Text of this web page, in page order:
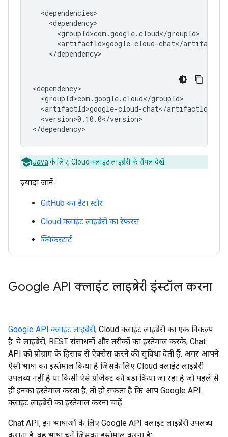
<version>0.10.0</version>
Java के लिए, Cloud क्लाइंट लाइब्रेरी के सैंपल देखें.
ज़्यादा जानें:
GitHub का डेटा स्टोर
Cloud क्लाइंट लाइब्रेरी का रेफ़रंस
क्विकस्टार्ट
Google API क्लाइंट लाइब्रेरी इंस्टॉल करना
Google API क्लाइंट लाइब्रेरी, Cloud क्लाइंट लाइब्रेरी का एक विकल्प
है. ये लाइब्रेरी, REST संसाधनों और तरीकों का इस्तेमाल करके, Chat
API को प्रोग्राम के हिसाब से ऐक्सेस करने की सुविधा देती हैं. अगर आपने
ऐसी भाषा का इस्तेमाल किया है जिसके लिए Cloud क्लाइंट लाइब्रेरी
उपलब्ध नहीं है या किसी ऐसे प्रोजेक्ट को बड़ा किया जा रहा है जो पहले से
ही इनका इस्तेमाल करता है, तो हो सकता है कि आप Google API
क्लाइंट लाइब्रेरी का इस्तेमाल करना चाहें.
Chat API, इन भाषाओं के लिए Google API क्लाइंट लाइब्रेरी उपलब्ध